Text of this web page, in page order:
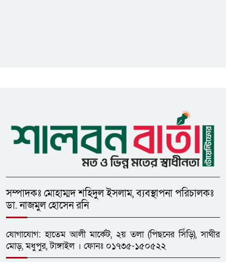
সহযোগিতা চাইলেন সাইফুল ইসলাম
সম্পাদকঃ মোহাম্মদ শহিদুল ইসলাম, ব্যবস্থাপনা পরিচালকঃ
ডা. নাজমুল হোসেন রনি
যোগাযোগ: হাতেম আলী মার্কেট, ২য় তলা (পিছনের সিঁড়ি), সাথীর
মোড়, মধুপুর, টাঙ্গাইল । ফোনঃ ০১৭৩৫-১৫০৫২২